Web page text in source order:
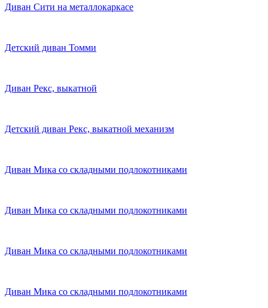
Диван Сити на металлокаркасе
Детский диван Томми
Диван Рекс, выкатной
Детский диван Рекс, выкатной механизм
Диван Мика со складными подлокотниками
Диван Мика со складными подлокотниками
Диван Мика со складными подлокотниками
Диван Мика со складными подлокотниками